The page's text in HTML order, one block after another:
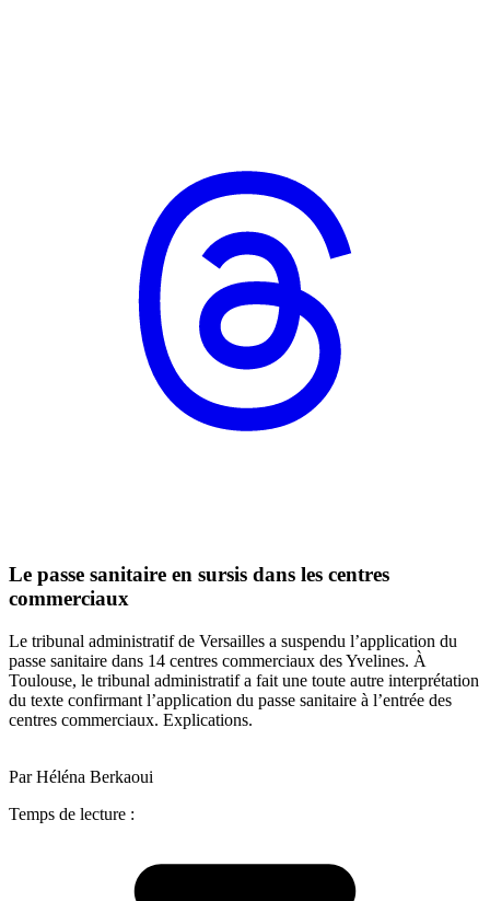
Le passe sanitaire en sursis dans les centres
commerciaux
Le tribunal administratif de Versailles a suspendu l’application du
passe sanitaire dans 14 centres commerciaux des Yvelines. À
Toulouse, le tribunal administratif a fait une toute autre interprétation
du texte confirmant l’application du passe sanitaire à l’entrée des
centres commerciaux. Explications.
Par Héléna Berkaoui
Temps de lecture :